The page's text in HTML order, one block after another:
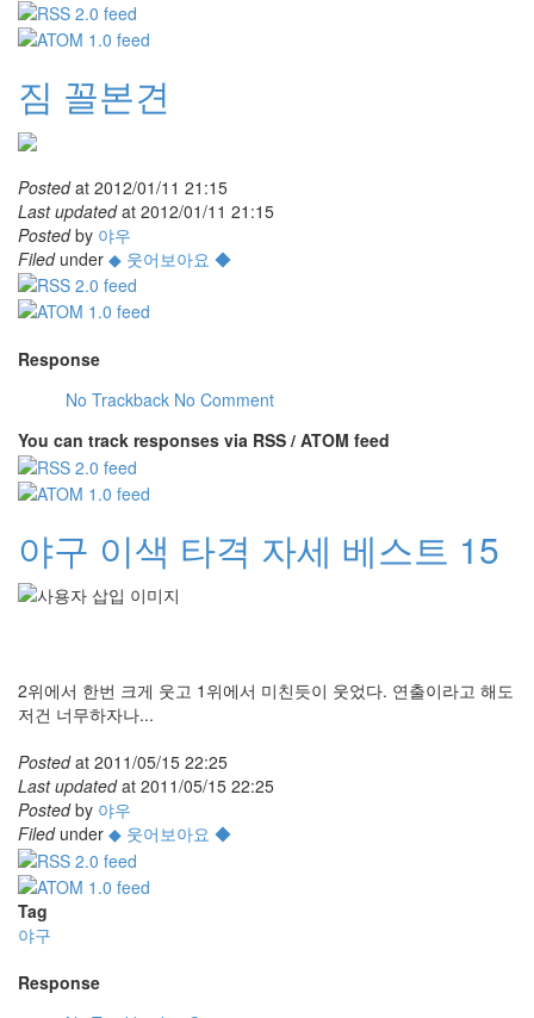
짐 꼴본견
Postedat 2012/01/11 21:15
Last updatedat 2012/01/11 21:15
Postedby 야우
Filedunder ◆ 웃어보아요 ◆
Response
No Trackback No Comment
You can track responses via RSS / ATOM feed
야구 이색 타격 자세 베스트 15
2위에서 한번 크게 웃고 1위에서 미친듯이 웃었다. 연출이라고 해도
저건 너무하자나...
Postedat 2011/05/15 22:25
Last updatedat 2011/05/15 22:25
Postedby 야우
Filedunder ◆ 웃어보아요 ◆
Tag
야구
Response